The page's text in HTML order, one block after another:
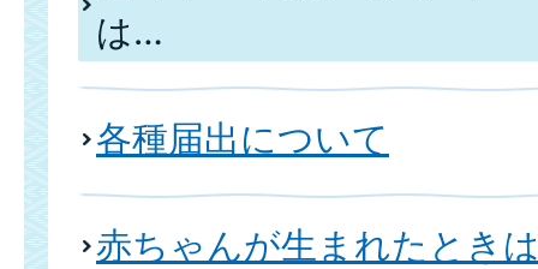
は…
各種届出について
赤ちゃんが生まれたとき